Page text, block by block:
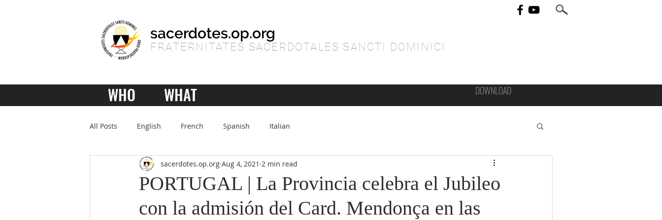
sacerdotes.op.org
FRATERNITATES SACERDOTALES SANCTI DOMINICI
WHO WHAT DOWNLOAD
All Posts English French Spanish Italian
PORTUGAL | La Provincia celebra el Jubileo
con la admisión del Card. Mendonça en las
sacerdotes.op.org Aug 4, 2021 2 min read